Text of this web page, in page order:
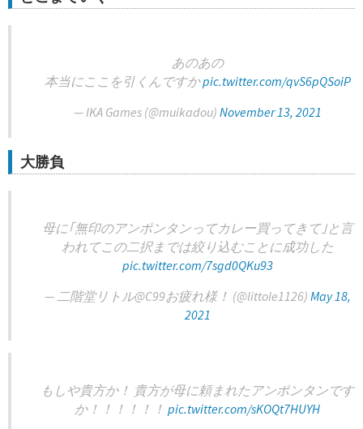
あのあの
本当にここを引くんですかpic.twitter.com/qvS6pQSoiP
— IKA Games (@muikadou) November 13, 2021
大勝負
母に｢無印のアンポンタンってカレー買ってきて｣と言
われてこの二択までは絞り込むことに成功した
pic.twitter.com/7sgd0QKu93
— 二階堂リトル@C99お疲れ様！ (@littole1126) May 18,
2021
もしや貴方か！ 貴方が母に頼まれたアンポンタンです
か！！！！！！ pic.twitter.com/sKOQt7HUYH